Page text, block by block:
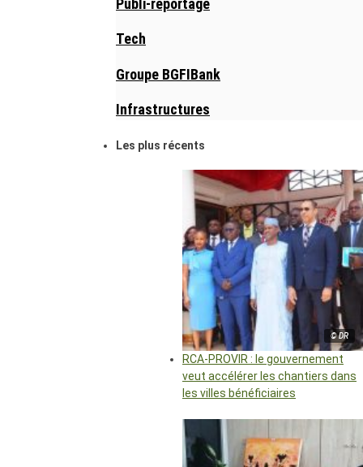
Publi-reportage
Tech
Groupe BGFIBank
Infrastructures
Les plus récents
© DR
RCA-PROVIR : le gouvernement
veut accélérer les chantiers dans
les villes bénéficiaires